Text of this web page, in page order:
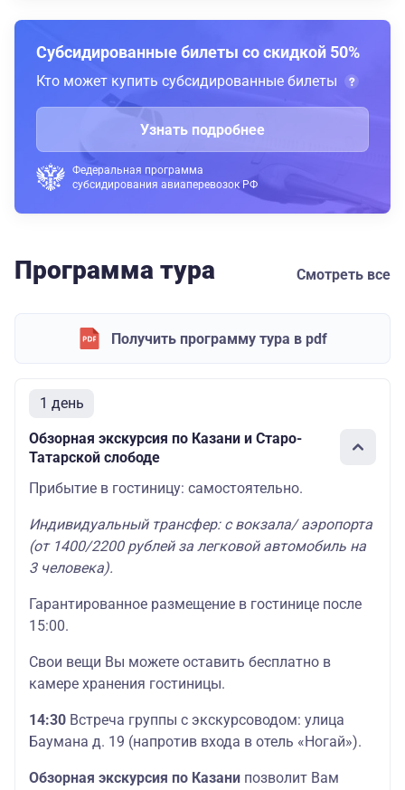
Субсидированные билеты со скидкой 50%
Кто может купить субсидированные билеты
Узнать подробнее
Федеральная программа
субсидирования авиаперевозок РФ
Программа тура Смотреть все
Получить программу тура в pdf
1 день
Обзорная экскурсия по Казани и Старо-
Татарской слободе
Прибытие в гостиницу: самостоятельно.
Индивидуальный трансфер: с вокзала/ аэропорта
(от 1400/2200 рублей за легковой автомобиль на
3 человека).
Гарантированное размещение в гостинице после
15:00.
Свои вещи Вы можете оставить бесплатно в
камере хранения гостиницы.
14:30 Встреча группы с экскурсоводом: улица
Баумана д. 19 (напротив входа в отель «Ногай»).
Обзорная экскурсия по Казани позволит Вам